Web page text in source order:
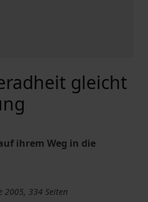
gleicht
ihrem Weg in die
2005, 334 Seiten